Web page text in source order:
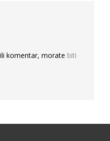
komentar, morate biti